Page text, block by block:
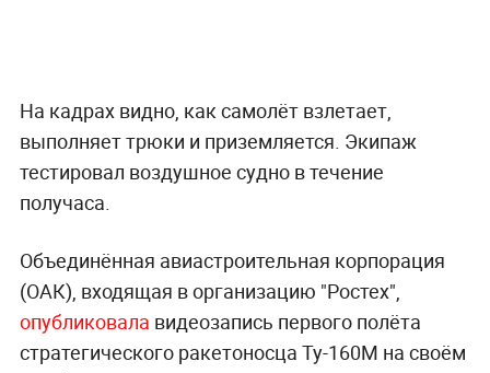
На кадрах видно, как самолёт взлетает,
выполняет трюки и приземляется. Экипаж
тестировал воздушное судно в течение
получаса.
Объединённая авиастроительная корпорация
(ОАК), входящая в организацию "Ростех",
опубликовала видеозапись первого полёта
стратегического ракетоносца Ту-160М на своём